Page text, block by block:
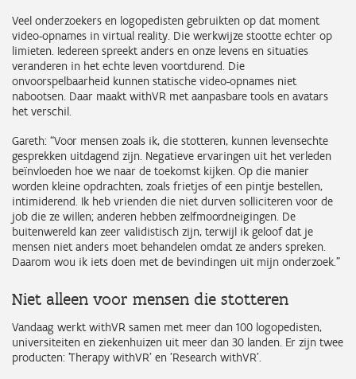
Veel onderzoekers en logopedisten gebruikten op dat moment
video-opnames in virtual reality. Die werkwijze stootte echter op
limieten. Iedereen spreekt anders en onze levens en situaties
veranderen in het echte leven voortdurend. Die
onvoorspelbaarheid kunnen statische video-opnames niet
nabootsen. Daar maakt withVR met aanpasbare tools en avatars
het verschil.
Gareth: “Voor mensen zoals ik, die stotteren, kunnen levensechte
gesprekken uitdagend zijn. Negatieve ervaringen uit het verleden
beïnvloeden hoe we naar de toekomst kijken. Op die manier
worden kleine opdrachten, zoals frietjes of een pintje bestellen,
intimiderend. Ik heb vrienden die niet durven solliciteren voor de
job die ze willen; anderen hebben zelfmoordneigingen. De
buitenwereld kan zeer validistisch zijn, terwijl ik geloof dat je
mensen niet anders moet behandelen omdat ze anders spreken.
Daarom wou ik iets doen met de bevindingen uit mijn onderzoek.”
Niet alleen voor mensen die stotteren
Vandaag werkt withVR samen met meer dan 100 logopedisten,
universiteiten en ziekenhuizen uit meer dan 30 landen. Er zijn twee
producten: 'Therapy withVR' en 'Research withVR'.